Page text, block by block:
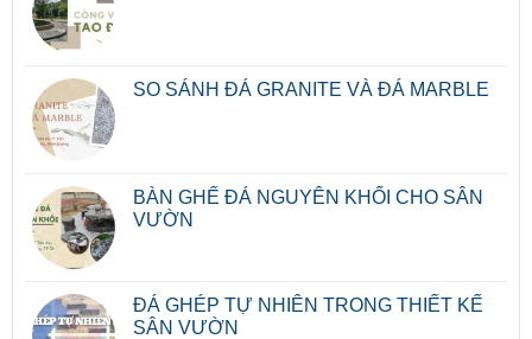
SO SÁNH ĐÁ GRANITE VÀ ĐÁ MARBLE
BÀN GHẾ ĐÁ NGUYÊN KHỐI CHO SÂN
VƯỜN
ĐÁ GHÉP TỰ NHIÊN TRONG THIẾT KẾ
SÂN VƯỜN